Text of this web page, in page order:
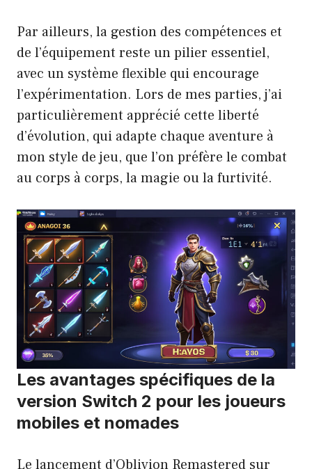
Par ailleurs, la gestion des compétences et
de l’équipement reste un pilier essentiel,
avec un système flexible qui encourage
l’expérimentation. Lors de mes parties, j’ai
particulièrement apprécié cette liberté
d’évolution, qui adapte chaque aventure à
mon style de jeu, que l’on préfère le combat
au corps à corps, la magie ou la furtivité.
Les avantages spécifiques de la
version Switch 2 pour les joueurs
mobiles et nomades
Le lancement d’Oblivion Remastered sur